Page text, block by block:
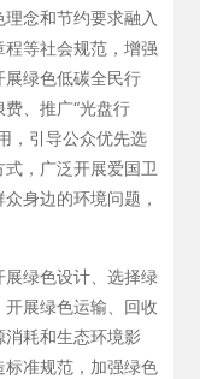
念和节约要求融入
等社会规范，增强
绿色低碳全民行
、推广“光盘行
，引导公众优先选
，广泛开展爱国卫
身边的环境问题，
展绿色设计、选择绿
展绿色运输、回收
耗和生态环境影
准规范，加强绿色